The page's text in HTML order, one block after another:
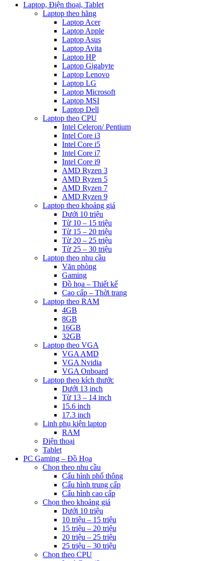
Laptop, Điện thoại, Tablet
Laptop theo hãng
Laptop Acer
Laptop Apple
Laptop Asus
Laptop Avita
Laptop HP
Laptop Gigabyte
Laptop Lenovo
Laptop LG
Laptop Microsoft
Laptop MSI
Laptop Dell
Laptop theo CPU
Intel Celeron/ Pentium
Intel Core i3
Intel Core i5
Intel Core i7
Intel Core i9
AMD Ryzen 3
AMD Ryzen 5
AMD Ryzen 7
AMD Ryzen 9
Laptop theo khoảng giá
Dưới 10 triệu
Từ 10 – 15 triệu
Từ 15 – 20 triệu
Từ 20 – 25 triệu
Từ 25 – 30 triệu
Laptop theo nhu cầu
Văn phòng
Gaming
Đồ họa – Thiết kế
Cao cấp – Thời trang
Laptop theo RAM
4GB
8GB
16GB
32GB
Laptop theo VGA
VGA AMD
VGA Nvidia
VGA Onboard
Laptop theo kích thước
Dưới 13 inch
Từ 13 – 14 inch
15.6 inch
17.3 inch
Linh phụ kiện laptop
RAM
Điện thoại
Tablet
PC Gaming – Đồ Họa
Chọn theo nhu cầu
Cấu hình phổ thông
Cấu hình trung cấp
Cấu hình cao cấp
Chọn theo khoảng giá
Dưới 10 triệu
10 triệu – 15 triệu
15 triệu – 20 triệu
20 triệu – 25 triệu
25 triệu – 30 triệu
Chọn theo CPU